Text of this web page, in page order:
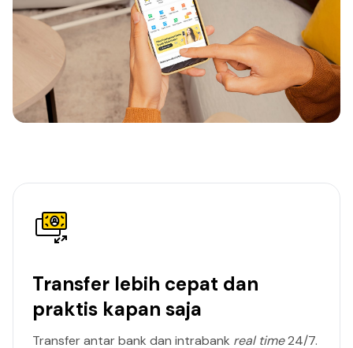
Transfer lebih cepat dan
praktis kapan saja
Transfer antar bank dan intrabank real time24/7.